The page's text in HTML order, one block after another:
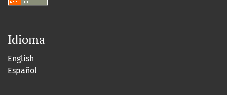
Idioma
English
Español